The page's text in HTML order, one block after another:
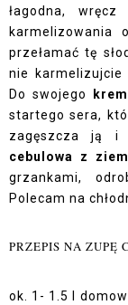
łagodna,
karmelizowania
przełamać tę
nie
Do swojego
startego sera,
zagęszcza ją i
cebulowa z
grzankami,
Polecam na
PRZEPIS NA ZUPĘ
ok. 1- 1.5 l